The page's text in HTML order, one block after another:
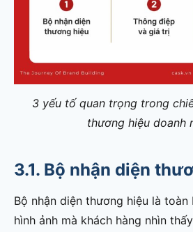
3 yếu tố quan trọng trong
thương hiệu doanh
3.1. Bộ nhận diện
Bộ nhận diện thương hiệu là
hình ảnh mà khách hàng nhìn